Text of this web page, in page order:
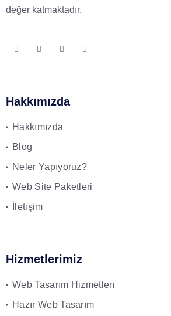
değer katmaktadır.
Hakkımızda
Hakkımızda
Blog
Neler Yapıyoruz?
Web Site Paketleri
İletişim
Hizmetlerimiz
Web Tasarım Hizmetleri
Hazır Web Tasarım